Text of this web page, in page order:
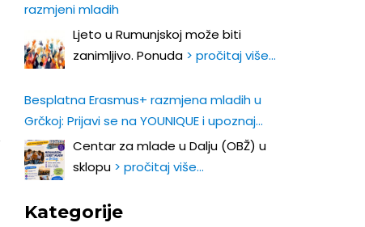
razmjeni mladih
Ljeto u Rumunjskoj može biti
zanimljivo. Ponuda > pročitaj više…
Besplatna Erasmus+ razmjena mladih u
Grčkoj: Prijavi se na YOUNIQUE i upoznaj
Europu iz prve ruke!
Centar za mlade u Dalju (OBŽ) u
sklopu > pročitaj više…
Kategorije